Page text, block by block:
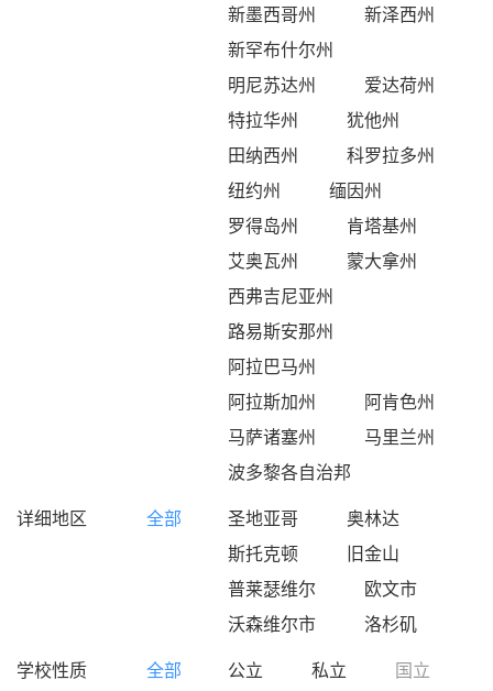
新墨西哥州
新泽西州
新罕布什尔州
明尼苏达州
爱达荷州
特拉华州
犹他州
田纳西州
科罗拉多州
纽约州
缅因州
罗得岛州
肯塔基州
艾奥瓦州
蒙大拿州
西弗吉尼亚州
路易斯安那州
阿拉巴马州
阿拉斯加州
阿肯色州
马萨诸塞州
马里兰州
波多黎各自治邦
详细地区
全部 圣地亚哥
奥林达
斯托克顿
旧金山
普莱瑟维尔
欧文市
沃森维尔市
洛杉矶
学校性质
全部 公立 私立
国立